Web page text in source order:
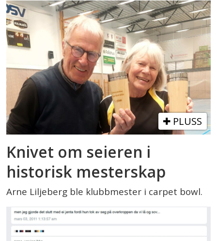
PLUSS
Knivet om seieren i
historisk mesterskap
Arne Liljeberg ble klubbmester i carpet bowl.